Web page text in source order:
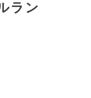
ラン